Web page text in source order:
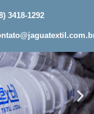
3418-1292